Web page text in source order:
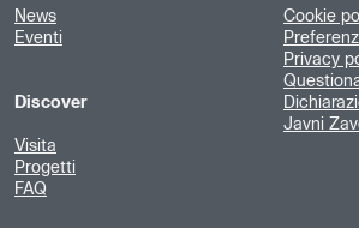
News
Eventi
Discover
Visita
Progetti
FAQ
Cookie
Privacy
Javni